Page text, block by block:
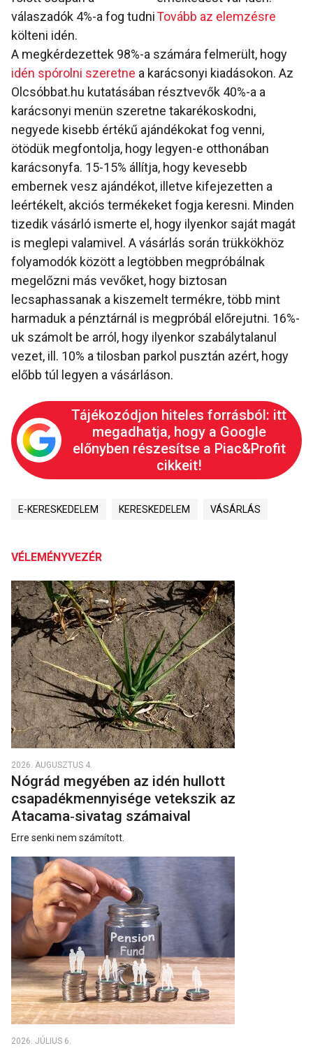
Tovább az elemzésre
válaszadók 4%-a fog tudni
költeni idén.
A megkérdezettek 98%-a számára felmerült, hogy
idén spórolni szeretne a karácsonyi kiadásokon. Az
Olcsóbbat.hu kutatásában résztvevők 40%-a a
karácsonyi menün szeretne takarékoskodni,
negyede kisebb értékű ajándékokat fog venni,
ötödük megfontolja, hogy legyen-e otthonában
karácsonyfa. 15-15% állítja, hogy kevesebb
embernek vesz ajándékot, illetve kifejezetten a
leértékelt, akciós termékeket fogja keresni. Minden
tizedik vásárló ismerte el, hogy ilyenkor saját magát
is meglepi valamivel. A vásárlás során trükkökhöz
folyamodók között a legtöbben megpróbálnak
megelőzni más vevőket, hogy biztosan
lecsaphassanak a kiszemelt termékre, több mint
harmaduk a pénztárnál is megpróbál előrejutni. 16%-
uk számolt be arról, hogy ilyenkor szabálytalanul
vezet, ill. 10% a tilosban parkol pusztán azért, hogy
előbb túl legyen a vásárláson.
Tájékozódjon hiteles forrásból: itt
megadhatja, hogy a Google
előnyben részesítse a Piac&Profit
cikkeit!
E-KERESKEDELEM KERESKEDELEM VÁSÁRLÁS
VÉLEMÉNYVEZÉR
2026. AUGUSZTUS 4.
Nógrád megyében az idén hullott
csapadékmennyisége vetekszik az
Atacama‑sivatag számaival
Erre senki nem számított.
2026. JÚLIUS 6.